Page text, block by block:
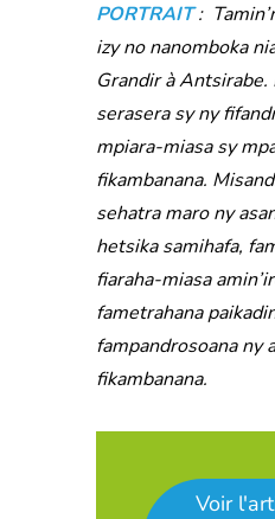
PORTRAIT :
izy no nanomboka
Grandir à Antsirabe.
serasera sy ny
mpiara-miasa sy
fikambanana.
sehatra maro ny
hetsika samihafa,
fiaraha-miasa
fametrahana
fampandrosoana ny
fikambanana.
Voir